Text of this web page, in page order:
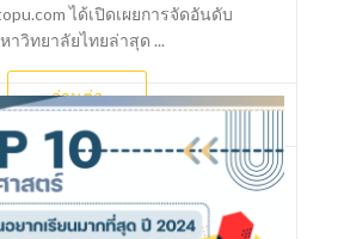
ได้เปิดเผยการจัดอันดับ
าวิทยาลัยไทยล่าสุด ...
อ่านต่อ